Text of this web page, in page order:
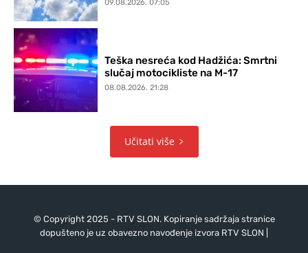
09.08.2026. 07:05
Teška nesreća kod Hadžića: Smrtni
slučaj motocikliste na M-17
08.08.2026. 21:28
Učitati više
© Copyright 2025 - RTV SLON. Kopiranje sadržaja stranice
dopušteno je uz obavezno navođenje izvora RTV SLON |